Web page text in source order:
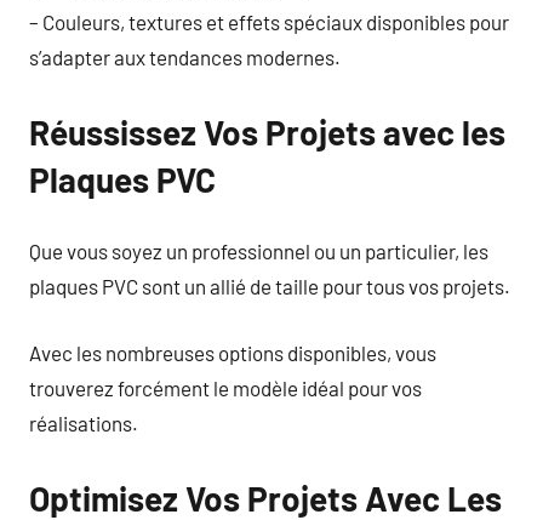
– Couleurs, textures et effets spéciaux disponibles pour
s’adapter aux tendances modernes.
Réussissez Vos Projets avec les
Plaques PVC
Que vous soyez un professionnel ou un particulier, les
plaques PVC sont un allié de taille pour tous vos projets.
Avec les nombreuses options disponibles, vous
trouverez forcément le modèle idéal pour vos
réalisations.
Optimisez Vos Projets Avec Les